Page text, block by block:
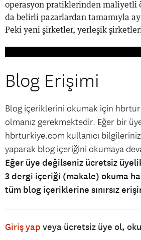
operasyon pratiklerinden maliyetli
da belirli pazarlardan tamamıyla
Peki yeni şirketler, yerleşik
Blog Erişimi
Blog içeriklerini okumak için
olmanız gerekmektedir. Eğer bir
hbrturkiye.com kullanıcı
yaparak blog içeriğini okumaya
Eğer üye değilseniz ücretsiz
3 dergi içeriği (makale) okuma
tüm blog içeriklerine sınırsız
Giriş yap veya ücretsiz üye ol,